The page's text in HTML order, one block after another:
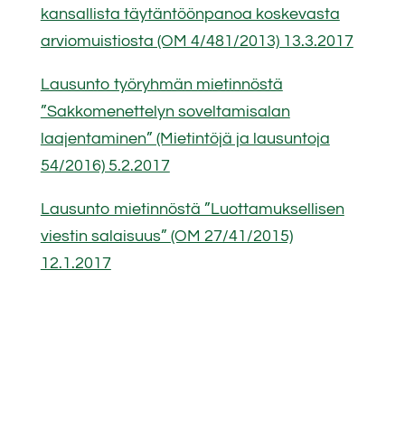
kansallista täytäntöönpanoa koskevasta
arviomuistiosta (OM 4/481/2013) 13.3.2017
Lausunto työryhmän mietinnöstä
”Sakkomenettelyn soveltamisalan
laajentaminen” (Mietintöjä ja lausuntoja
54/2016) 5.2.2017
Lausunto mietinnöstä ”Luottamuksellisen
viestin salaisuus” (OM 27/41/2015)
12.1.2017